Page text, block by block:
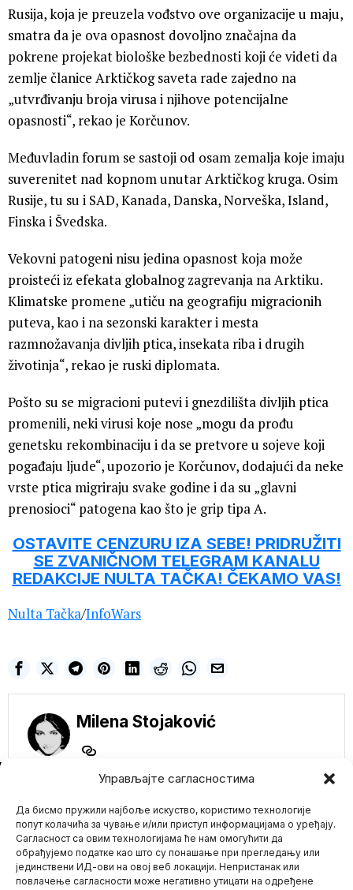
Управљајте сагласностима
Да бисмо пружили најбоље искуство, користимо технологије
попут колачића за чување и/или приступ информацијама о уређају.
Сагласност са овим технологијама ће нам омогућити да
обрађујемо податке као што су понашање при прегледању или
јединствени ИД-ови на овој веб локацији. Непристанак или
повлачење сагласности може негативно утицати на одређене
Rusija, koja je preuzela vođstvo ove organizacije u maju,
smatra da je ova opasnost dovoljno značajna da
pokrene projekat biološke bezbednosti koji će videti da
zemlje članice Arktičkog saveta rade zajedno na
„utvrđivanju broja virusa i njihove potencijalne
opasnosti“, rekao je Korčunov.
Međuvladin forum se sastoji od osam zemalja koje imaju
suverenitet nad kopnom unutar Arktičkog kruga. Osim
Rusije, tu su i SAD, Kanada, Danska, Norveška, Island,
Finska i Švedska.
Vekovni patogeni nisu jedina opasnost koja može
proisteći iz efekata globalnog zagrevanja na Arktiku.
Klimatske promene „utiču na geografiju migracionih
puteva, kao i na sezonski karakter i mesta
razmnožavanja divljih ptica, insekata riba i drugih
životinja“, rekao je ruski diplomata.
Pošto su se migracioni putevi i gnezdilišta divljih ptica
promenili, neki virusi koje nose „mogu da prođu
genetsku rekombinaciju i da se pretvore u sojeve koji
pogađaju ljude“, upozorio je Korčunov, dodajući da neke
vrste ptica migriraju svake godine i da su „glavni
prenosioci“ patogena kao što je grip tipa A.
OSTAVITE CENZURU IZA SEBE! PRIDRUŽITI
SE ZVANIČNOM TELEGRAM KANALU
REDAKCIJE NULTA TAČKA! ČEKAMO VAS!
Nulta Tačka/InfoWars
Milena Stojaković
Mario zna Youtube
novi rekord, rast
aktivnih korisnika od
76% na godišnjem
nivou
Platforma za deljenje
videa Rumble je prijavila